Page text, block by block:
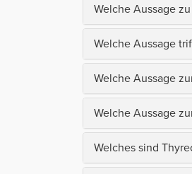
Welche Aussage
Welche Aussage
Welche Aussage
Welche Aussage
Welches sind